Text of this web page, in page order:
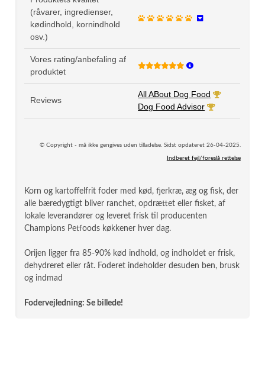
(råvarer, ingredienser,
kødindhold, kornindhold
osv.)
Vores rating/anbefaling af
produktet
Reviews
All ABout Dog Food
Dog Food Advisor
© Copyright - må ikke gengives uden tilladelse. Sidst opdateret 26-04-2025.
Indberet fejl/foreslå rettelse
Korn og kartoffelfrit foder med kød, fjerkræ, æg og fisk, der
alle bæredygtigt bliver ranchet, opdrættet eller fisket, af
lokale leverandører og leveret frisk til producenten
Champions Petfoods køkkener hver dag.
Orijen ligger fra 85-90% kød indhold, og indholdet er frisk,
dehydreret eller råt. Foderet indeholder desuden ben, brusk
og indmad
Fodervejledning: Se billede!